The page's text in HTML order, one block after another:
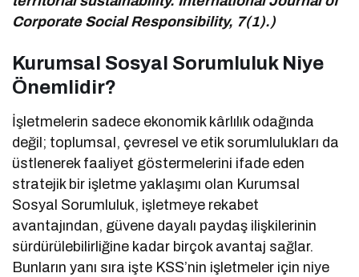
Corporate Social Responsibility, 7(1).)
Kurumsal Sosyal Sorumluluk Niye
Önemlidir?
İşletmelerin sadece ekonomik kârlılık odağında
değil; toplumsal, çevresel ve etik sorumlulukları da
üstlenerek faaliyet göstermelerini ifade eden
stratejik bir işletme yaklaşımı olan Kurumsal
Sosyal Sorumluluk, işletmeye rekabet
avantajından, güvene dayalı paydaş ilişkilerinin
sürdürülebilirliğine kadar birçok avantaj sağlar.
Bunların yanı sıra işte KSS’nin işletmeler için niye